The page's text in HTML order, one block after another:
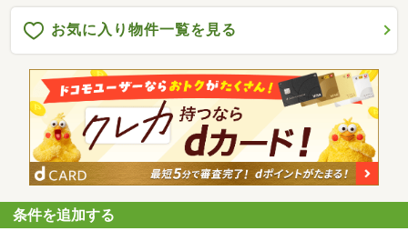
お気に入り物件一覧を見る
条件を追加する